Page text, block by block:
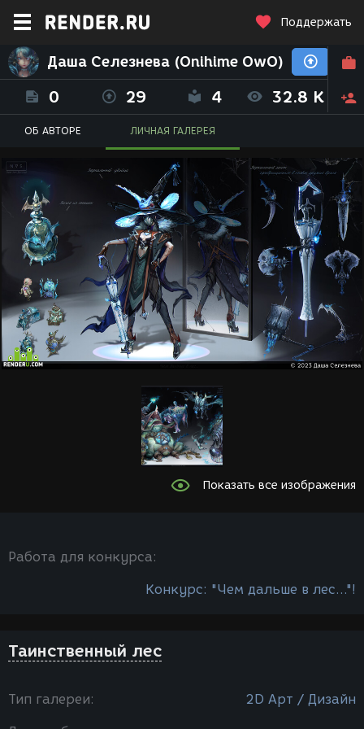
Поддержать
Даша Селезнева (Onihime OwO)
0 29 4 32.8 K
ОБ АВТОРЕ ЛИЧНАЯ ГАЛЕРЕЯ
Показать все изображения
Работа для конкурса:
Конкурс: "Чем дальше в лес..."!
Таинственный лес
Тип галереи: 2D Арт / Дизайн